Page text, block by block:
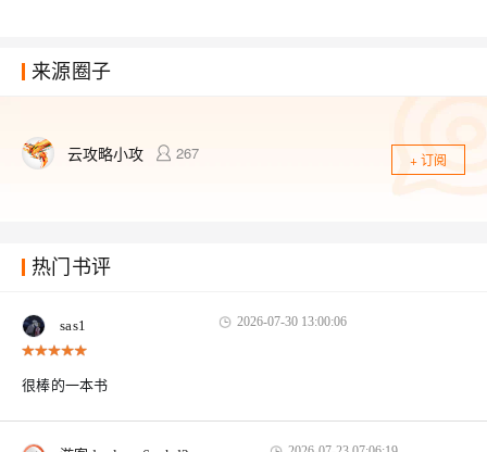
来源圈子
云攻略小攻 267 + 订阅
热门书评
sas1 2026-07-30 13:00:06
很棒的一本书